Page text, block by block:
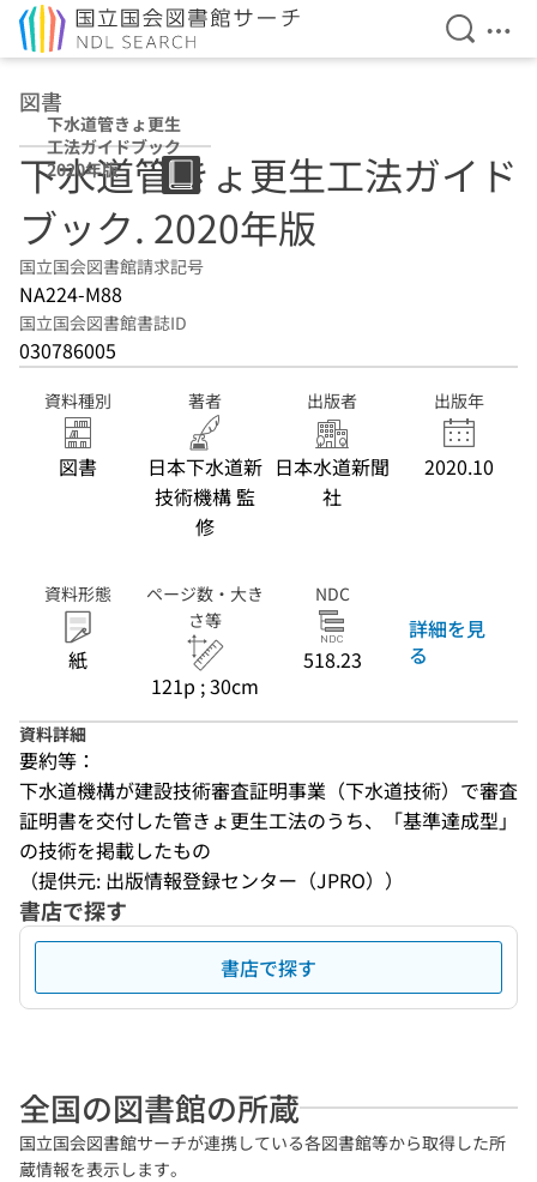
検索を
メ
図書
下水道管きょ更生
工法ガイドブック
2020年版
下水道管きょ更生工法ガイド
ブック. 2020年版
国立国会図書館請求記号
NA224-M88
国立国会図書館書誌ID
030786005
資料種別
図書
著者
日本下水道新
技術機構 監
修
出版者
日本水道新聞
社
出版年
2020.10
資料形態
紙
ページ数・大き
さ等
121p ; 30cm
NDC
518.23
詳細を見
る
資料詳細
要約等：
下水道機構が建設技術審査証明事業（下水道技術）で審査
証明書を交付した管きょ更生工法のうち、「基準達成型」
の技術を掲載したもの
（提供元: 出版情報登録センター（JPRO））
書店で探す
書店で探す
全国の図書館の所蔵
国立国会図書館サーチが連携している各図書館等から取得した所
蔵情報を表示します。